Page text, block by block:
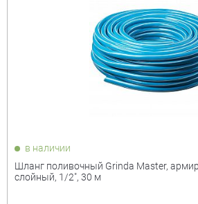
в наличии
Шланг поливочный Grinda Master,
слойный, 1/2", 30 м